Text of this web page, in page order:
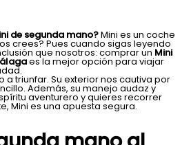
de segunda mano?Mini es un coche
crees? Pues cuando sigas leyendo
que nosotros: comprar un Mini
es la mejor opción para viajar
a triunfar. Su exterior nos cautiva por
Además, su manejo audaz y
aventurero y quieres recorrer
Mini es una apuesta segura.